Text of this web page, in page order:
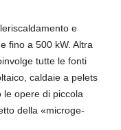
e
fino a 500 kW. Altra
tutte le fonti
caldaie a pelets
le opere di piccola
della «microge­